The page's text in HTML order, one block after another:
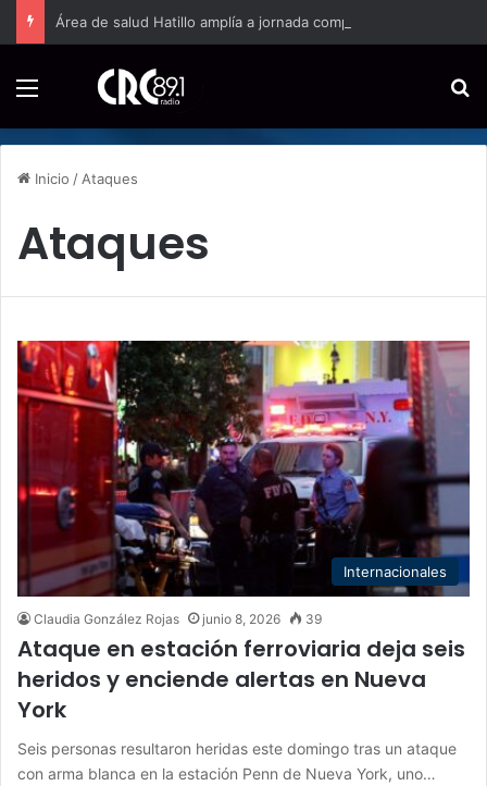
Inicio / Ataques
Ataques
Internacionales
Claudia González Rojas junio 8, 2026 39
Ataque en estación ferroviaria deja seis
heridos y enciende alertas en Nueva
York
Seis personas resultaron heridas este domingo tras un ataque
con arma blanca en la estación Penn de Nueva York, uno…